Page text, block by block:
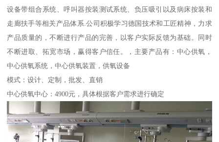
设备带组合系统、呼叫器按装测试系统、负压吸引以及病床按装和
走廊扶手等相关产品体系.公司积极学习德国技术和工匠精神，力求
产品质量的，不断进行产品的完善，以客户实际反馈为基础。同时
不断进取、拓宽市场，赢得客户信任。，主要产品有：中心供氧，
中心供氧系统，中心供氧装置，供氧设备
模式：设计、定制，批发、直销
中心供氧中心：4900元，具体根据客户需求进行确定